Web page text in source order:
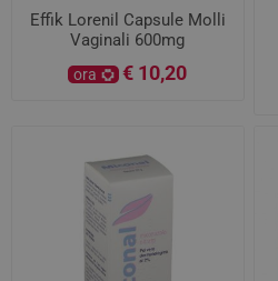
Effik Lorenil Capsule Molli
Vaginali 600mg
ora € 10,20